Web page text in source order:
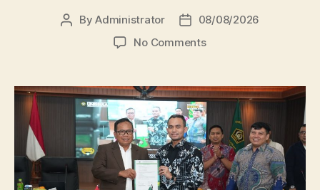
PostByAdministrator
Post08/08/2026
No Commentson
Gas
Targetkan
53
Prodi
Raih
Akreditasi
Internasional